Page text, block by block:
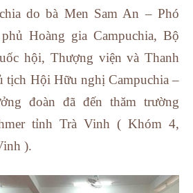
do bà Men Sam An – Phó
Hoàng gia Campuchia, Bộ
hội, Thượng viện và Thanh
tịch Hội Hữu nghị Campuchia –
đoàn đã đến thăm trường
tỉnh Trà Vinh ( Khóm 4,
).